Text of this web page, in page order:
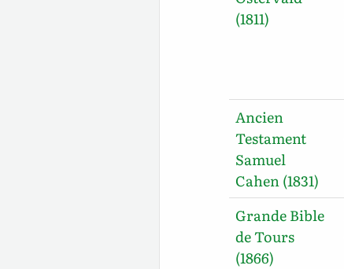
(1811)
Ancien
Testament
Samuel
Cahen (1831)
Grande Bible
de Tours
(1866)